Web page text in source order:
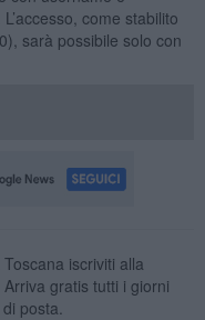
come stabilito
sarà possibile solo con
iscriviti alla
Arriva gratis tutti i giorni
posta.